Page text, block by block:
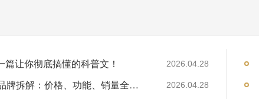
让你彻底搞懂的科普文！ 2026.04.28
亚马逊TOP10化妆镜品牌拆解：价格、功能、销量全解析 2026.04.28